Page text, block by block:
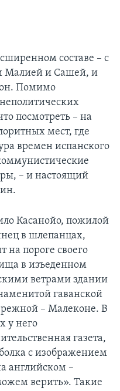
составе – с
Малией и Сашей, и
Помимо
посмотреть – на
мест, где
времен испанского
– и настоящий
Касанойо, пожилой
в шлепанцах,
на пороге своего
в изъеденном
ветрами здании
гаванской
– Малеконе. В
у него
газета,
с изображением
английском –
верить». Такие